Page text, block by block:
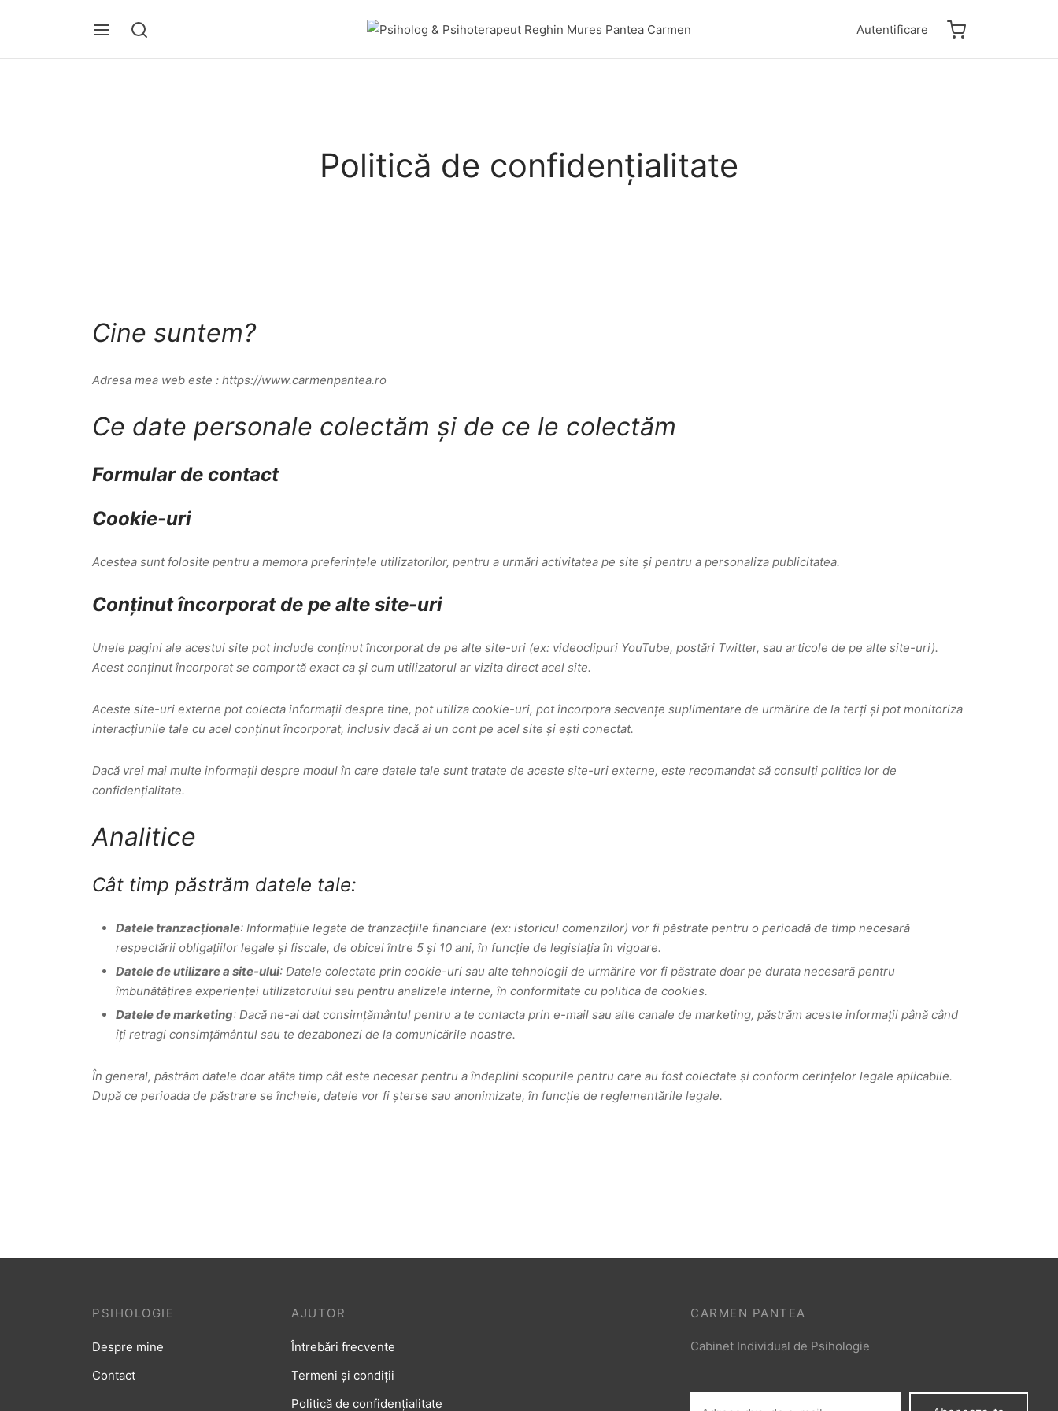
Autentificare
Politică de confidențialitate
Cine suntem?
Adresa mea web este : https://www.carmenpantea.ro
Ce date personale colectăm și de ce le colectăm
Formular de contact
Cookie-uri
Acestea sunt folosite pentru a memora preferințele utilizatorilor, pentru a urmări activitatea pe site și pentru a personaliza publicitatea.
Conținut încorporat de pe alte site-uri
Unele pagini ale acestui site pot include conținut încorporat de pe alte site-uri (ex: videoclipuri YouTube, postări Twitter, sau articole de pe alte site-uri).
Acest conținut încorporat se comportă exact ca și cum utilizatorul ar vizita direct acel site.
Aceste site-uri externe pot colecta informații despre tine, pot utiliza cookie-uri, pot încorpora secvențe suplimentare de urmărire de la terți și pot monitoriza
interacțiunile tale cu acel conținut încorporat, inclusiv dacă ai un cont pe acel site și ești conectat.
Dacă vrei mai multe informații despre modul în care datele tale sunt tratate de aceste site-uri externe, este recomandat să consulți politica lor de
confidențialitate.
Analitice
Cât timp păstrăm datele tale:
Datele tranzacționale: Informațiile legate de tranzacțiile financiare (ex: istoricul comenzilor) vor fi păstrate pentru o perioadă de timp necesară
respectării obligațiilor legale și fiscale, de obicei între 5 și 10 ani, în funcție de legislația în vigoare.
Datele de utilizare a site-ului: Datele colectate prin cookie-uri sau alte tehnologii de urmărire vor fi păstrate doar pe durata necesară pentru
îmbunătățirea experienței utilizatorului sau pentru analizele interne, în conformitate cu politica de cookies.
Datele de marketing: Dacă ne-ai dat consimțământul pentru a te contacta prin e-mail sau alte canale de marketing, păstrăm aceste informații până când
îți retragi consimțământul sau te dezabonezi de la comunicările noastre.
În general, păstrăm datele doar atâta timp cât este necesar pentru a îndeplini scopurile pentru care au fost colectate și conform cerințelor legale aplicabile.
După ce perioada de păstrare se încheie, datele vor fi șterse sau anonimizate, în funcție de reglementările legale.
CARMEN PANTEA
Cabinet Individual de Psihologie
AJUTOR
Întrebări frecvente
Termeni și condiții
Politică de confidențialitate
PSIHOLOGIE
Despre mine
Contact